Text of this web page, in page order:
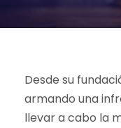
Desde su
armando una
llevar a cabo la